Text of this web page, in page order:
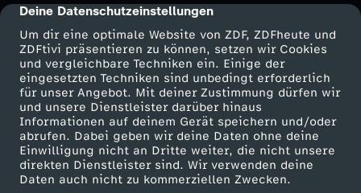
cmp-dialog-description
Deine Datenschutzeinstellungen
Um dir eine optimale Website von ZDF, ZDFheute und
ZDFtivi präsentieren zu können, setzen wir Cookies
und vergleichbare Techniken ein. Einige der
eingesetzten Techniken sind unbedingt erforderlich
für unser Angebot. Mit deiner Zustimmung dürfen wir
und unsere Dienstleister darüber hinaus
Informationen auf deinem Gerät speichern und/oder
abrufen. Dabei geben wir deine Daten ohne deine
Einwilligung nicht an Dritte weiter, die nicht unsere
direkten Dienstleister sind. Wir verwenden deine
Daten auch nicht zu kommerziellen Zwecken.
s
f
ü
r
L
Mehr ZDF
ZDF-Apps
Smart TV
ZDFtext
Service
ZDFmitreden
Kontakt zum ZDF
Tickets